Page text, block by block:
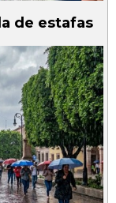
de estafas